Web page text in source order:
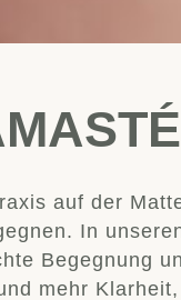
auf der
In
Begegnung
mehr